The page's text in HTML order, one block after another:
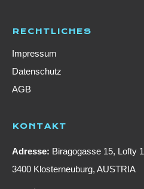
RECHTLICHES
Impressum
Datenschutz
AGB
KONTAKT
Adresse: Biragogasse 15, Lofty 1
3400 Klosterneuburg, AUSTRIA